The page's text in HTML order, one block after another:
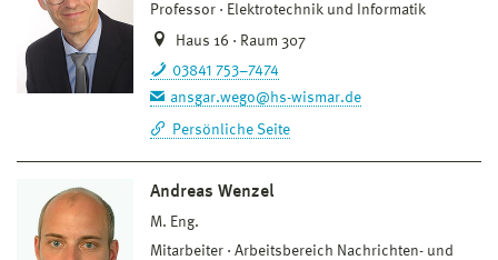
Professor
Elektrotechnik und Informatik
Haus 16 · Raum 307
03841 753–7474
ansgar.wego@hs-wismar.de
Persönliche Seite
Andreas Wenzel
M. Eng.
Mitarbeiter
Arbeitsbereich Nachrichten- und